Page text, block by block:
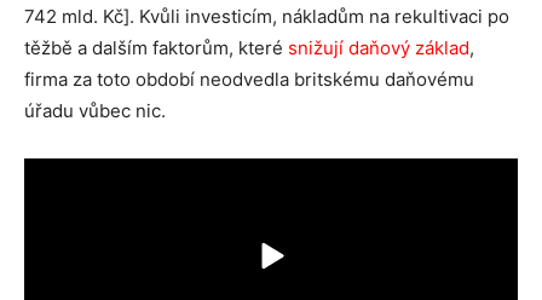
742 mld. Kč]. Kvůli investicím, nákladům na rekultivaci po
těžbě a dalším faktorům, které snižují daňový základ,
firma za toto období neodvedla britskému daňovému
úřadu vůbec nic.